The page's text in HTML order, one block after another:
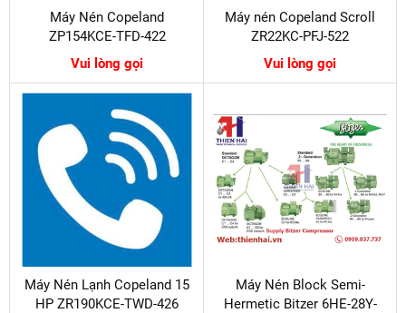
Máy Nén Copeland
ZP154KCE-TFD-422
Vui lòng gọi
Máy nén Copeland Scroll
ZR22KC-PFJ-522
Vui lòng gọi
Máy Nén Lạnh Copeland 15
HP ZR190KCE-TWD-426
Máy Nén Block Semi-
Hermetic Bitzer 6HE-28Y-